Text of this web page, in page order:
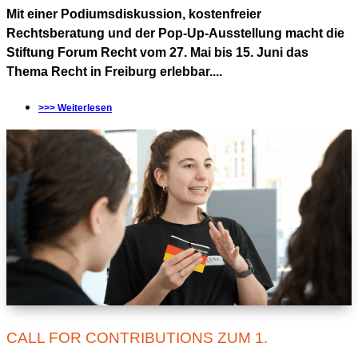
Mit einer Podiumsdiskussion, kostenfreier
Rechtsberatung und der Pop-Up-Ausstellung macht die
Stiftung Forum Recht vom 27. Mai bis 15. Juni das
Thema Recht in Freiburg erlebbar....
>>> Weiterlesen
CALL FOR CONTRIBUTIONS ZUM 1.